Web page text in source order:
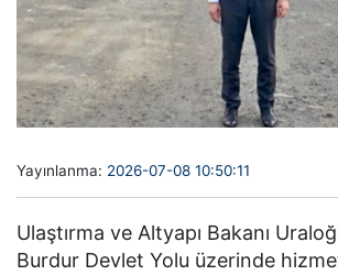
Yayınlanma: 2026-07-08 10:50:11
Ulaştırma ve Altyapı Bakanı
Burdur Devlet Yolu üzerinde